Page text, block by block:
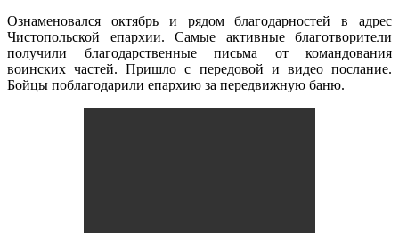
Ознаменовался октябрь и рядом благодарностей в адрес
Чистопольской епархии. Самые активные благотворители
получили благодарственные письма от командования
воинских частей. Пришло с передовой и видео послание.
Бойцы поблагодарили епархию за передвижную баню.